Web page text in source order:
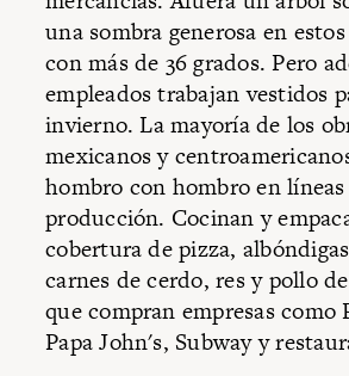
una sombra generosa en
con más de 36 grados. Pero
empleados trabajan vestidos
invierno. La mayoría de los
mexicanos y
hombro con hombro en
producción. Cocinan y
cobertura de pizza,
carnes de cerdo, res y pollo
que compran empresas como
Papa John's, Subway y